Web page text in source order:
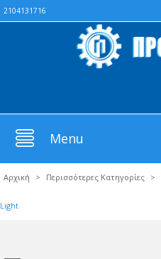
2104131716
Menu
Αρχική > Περισσότερες Κατηγορίες >
Light